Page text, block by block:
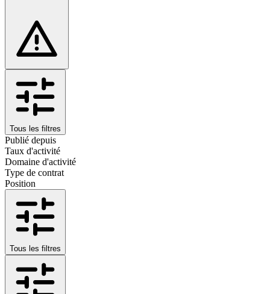
Tous les filtres
Publié depuis
Taux d'activité
Domaine d'activité
Type de contrat
Position
Tous les filtres